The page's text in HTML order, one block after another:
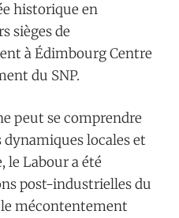
historique en
sièges de
à Édimbourg Centre
du SNP.
peut se comprendre
dynamiques locales et
le Labour a été
post-industrielles du
mécontentement